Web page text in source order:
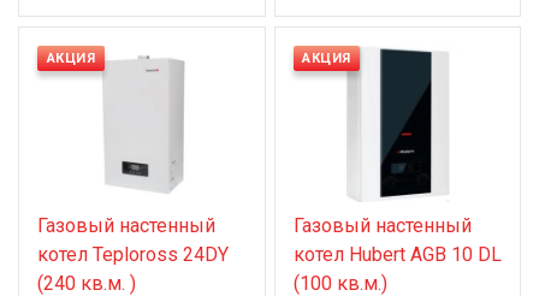
АКЦИЯ
Газовый настенный
котел Teploross 24DY
(240 кв.м. )
АКЦИЯ
Газовый настенный
котел Нubert AGB 10 DL
(100 кв.м.)